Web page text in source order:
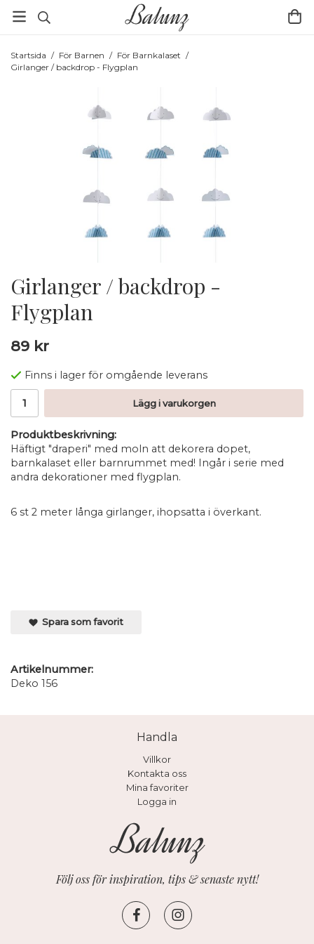
Startsida / För Barnen / För Barnkalaset /
Girlanger / backdrop - Flygplan
Girlanger / backdrop -
Flygplan
89 kr
Finns i lager för omgående leverans
Lägg i varukorgen
Produktbeskrivning:
Häftigt "draperi" med moln att dekorera dopet,
barnkalaset eller barnrummet med! Ingår i serie med
andra dekorationer med flygplan.
6 st 2 meter långa girlanger, ihopsatta i överkant.
Spara som favorit
Artikelnummer:
Deko 156
Handla
Villkor
Kontakta oss
Mina favoriter
Logga in
Följ oss för inspiration, tips & senaste nytt!